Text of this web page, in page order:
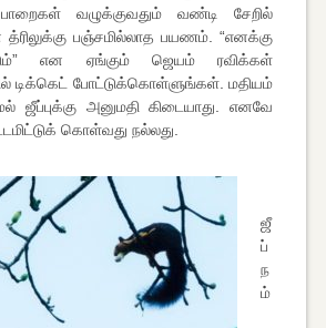
பாறைகள் வழுக்குவதும் வண்டி சேறில்
த்ரிலுக்கு பஞ்சமில்லாத பயணம். “எனக்கு
என ஏங்கும் ஜெயம் ரவிக்கள்
டிக்கெட் போட்டுக்கொள்ளுங்கள். மதியம்
ஜீப்புக்கு அனுமதி கிடையாது. எனவே
கொள்வது நல்லது.
ஜீ
ப்
ந
ம்